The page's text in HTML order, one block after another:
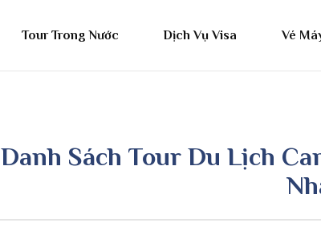
Tour Trong Nước Dịch Vụ Visa Vé
Danh Sách Tour Du Lịch